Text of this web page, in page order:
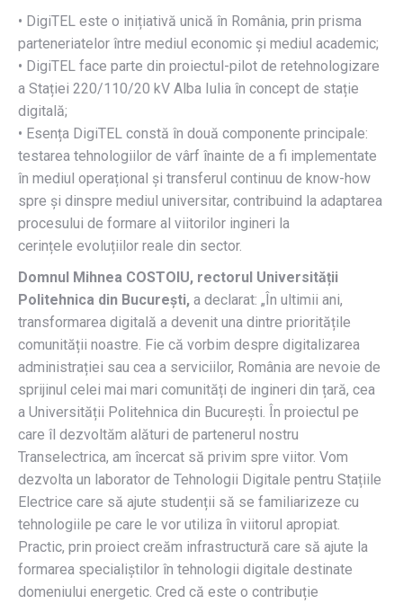
• DigiTEL este o inițiativă unică în România, prin prisma
parteneriatelor între mediul economic și mediul academic;
• DigiTEL face parte din proiectul-pilot de retehnologizare
a Stației 220/110/20 kV Alba Iulia în concept de stație
digitală;
• Esența DigiTEL constă în două componente principale:
testarea tehnologiilor de vârf înainte de a fi implementate
în mediul operațional și transferul continuu de know-how
spre și dinspre mediul universitar, contribuind la adaptarea
procesului de formare al viitorilor ingineri la
cerințele evoluțiilor reale din sector.
Domnul Mihnea COSTOIU, rectorul Universității
Politehnica din București, a declarat: „În ultimii ani,
transformarea digitală a devenit una dintre prioritățile
comunității noastre. Fie că vorbim despre digitalizarea
administrației sau cea a serviciilor, România are nevoie de
sprijinul celei mai mari comunități de ingineri din țară, cea
a Universității Politehnica din București. În proiectul pe
care îl dezvoltăm alături de partenerul nostru
Transelectrica, am încercat să privim spre viitor. Vom
dezvolta un laborator de Tehnologii Digitale pentru Stațiile
Electrice care să ajute studenții să se familiarizeze cu
tehnologiile pe care le vor utiliza în viitorul apropiat.
Practic, prin proiect creăm infrastructură care să ajute la
formarea specialiștilor în tehnologii digitale destinate
domeniului energetic. Cred că este o contribuție